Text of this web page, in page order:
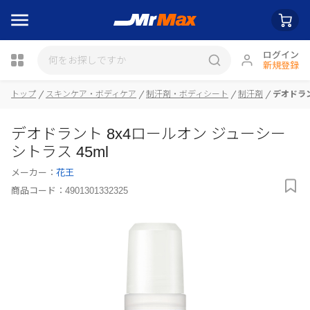
ログイン
新規登録
トップ スキンケア・ボディケア 制汗剤・ボディシート 制汗剤 デオドラ
デオドラント 8x4ロールオン ジューシー
シトラス 45ml
メーカー： 花王
商品コード： 4901301332325